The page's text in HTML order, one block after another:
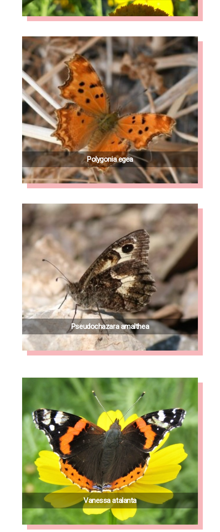
Polygonia egea
Pseudochazara amalthea
Vanessa atalanta